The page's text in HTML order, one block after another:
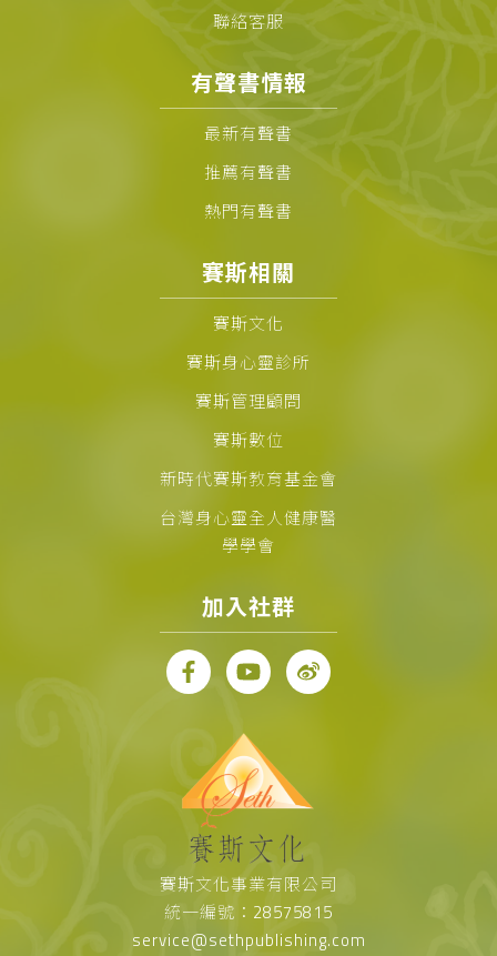
聯絡客服
有聲書情報
最新有聲書
推薦有聲書
熱門有聲書
賽斯相關
賽斯文化
賽斯身心靈診所
賽斯管理顧問
賽斯數位
新時代賽斯教育基金會
台灣身心靈全人健康醫
學學會
加入社群
賽斯文化事業有限公司
統一編號：28575815
service@sethpublishing.com